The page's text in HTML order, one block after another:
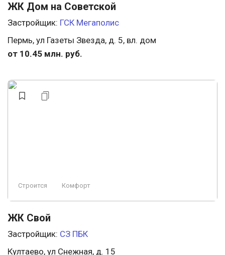
ЖК Дом на Советской
Застройщик: ГСК Мегаполис
Пермь, ул Газеты Звезда, д. 5, вл. дом
от 10.45 млн. руб.
Строится Комфорт
ЖК Свой
Застройщик: СЗ ПБК
Култаево, ул Снежная, д. 15